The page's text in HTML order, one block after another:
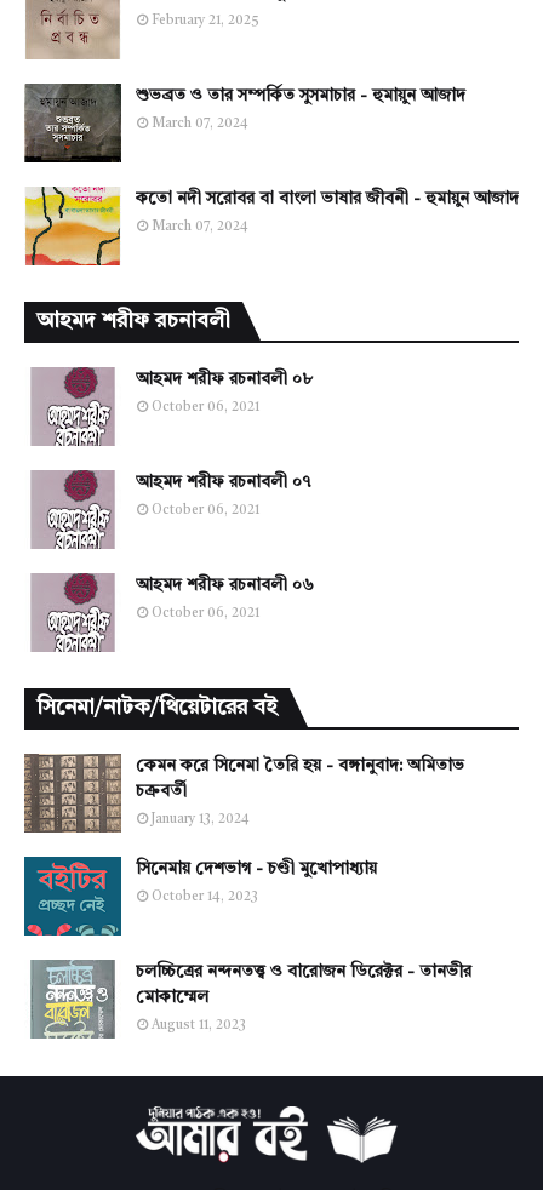
February 21, 2025
শুভব্রত ও তার সম্পর্কিত সুসমাচার - হুমায়ুন আজাদ
March 07, 2024
কতো নদী সরোবর বা বাংলা ভাষার জীবনী - হুমায়ুন আজাদ
March 07, 2024
আহমদ শরীফ রচনাবলী
আহমদ শরীফ রচনাবলী ০৮
October 06, 2021
আহমদ শরীফ রচনাবলী ০৭
October 06, 2021
আহমদ শরীফ রচনাবলী ০৬
October 06, 2021
সিনেমা/নাটক/থিয়েটারের বই
কেমন করে সিনেমা তৈরি হয় - বঙ্গানুবাদ: অমিতাভ
চক্রবর্তী
January 13, 2024
সিনেমায় দেশভাগ - চণ্ডী মুখোপাধ্যায়
October 14, 2023
চলচ্চিত্রের নন্দনতত্ত্ব ও বারোজন ডিরেক্টর - তানভীর
মোকাম্মেল
August 11, 2023